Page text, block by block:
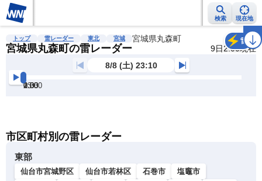
検索 現在地
雨雲レーダー 台風情報 地震情報 警報・注意報 2週間天気 ラ
トップ 雷レーダー 東北 宮城 宮城県丸森町
宮城県丸森町の雷レーダー 9日2:00現在
雷
8/8 (土) 23:10
23:30
0:00
0:30
1:00
1:30
2:00
市区町村別の雷レーダー
東部
仙台市宮城野区 仙台市若林区 石巻市
塩竈市